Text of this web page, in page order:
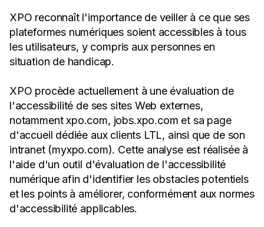
XPO reconnaît l'importance de veiller à ce que ses
plateformes numériques soient accessibles à tous
les utilisateurs, y compris aux personnes en
situation de handicap.
XPO procède actuellement à une évaluation de
l'accessibilité de ses sites Web externes,
notamment xpo.com, jobs.xpo.com et sa page
d'accueil dédiée aux clients LTL, ainsi que de son
intranet (myxpo.com). Cette analyse est réalisée à
l'aide d'un outil d'évaluation de l'accessibilité
numérique afin d'identifier les obstacles potentiels
et les points à améliorer, conformément aux normes
d'accessibilité applicables.